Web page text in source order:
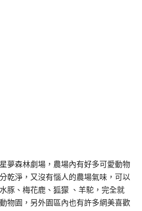
星夢森林劇場，農場內有好多可愛動物
乾淨，又沒有惱人的農場氣味，可以
豚、梅花鹿、狐獴 、羊駝，完全就
物園，另外園區內也有許多網美喜歡